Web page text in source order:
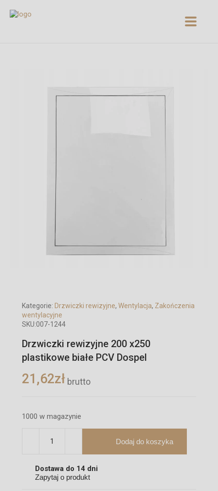
SKU:007-1244
Kategorie: Drzwiczki rewizyjne, Wentylacja, Zakończenia
wentylacyjne
Drzwiczki rewizyjne 200 x250
plastikowe białe PCV Dospel
21,62zł brutto
1000 w magazynie
Dodaj do koszyka
Dostawa do 14 dni
Zapytaj o produkt